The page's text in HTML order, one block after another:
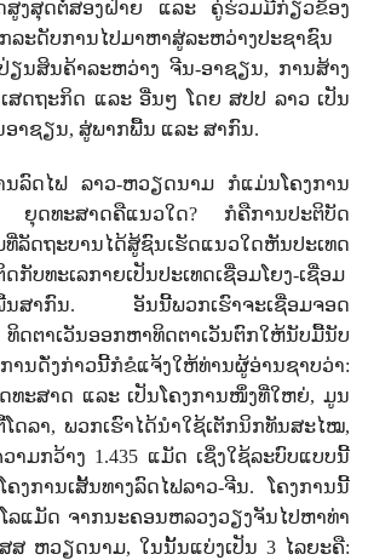
ສູງສຸດຕໍ່ສອງຝ່າຍ ແລະ ຄູ່ຮ່ວມມືກ່ຽວຂ້ອງ
ລະດັບການໄປມາຫາສູ່ລະຫວ່າງປະຊາຊົນ
ຽນສິນຄ້າລະຫວ່າງ ຈີນ-ອາຊຽນ, ການສ້າງ
ສດຖະກິດ ແລະ ອື່ນໆ ໂດຍ ສປປ ລາວ ເປັນ
ອາຊຽນ, ສູ່ພາກພື້ນ ແລະ ສາກົນ.
ນລົດໄຟ ລາວ-ຫວຽດນາມ ກໍແມ່ນໂຄງການ
ຍຸດທະສາດຄືແນວໃດ? ກໍຄືການປະຕິບັດ
ດຖະບານໄດ້ສູ້ຊົນເຮັດແນວໃດຫັນປະເທດ
ກັບທະເລກາຍເປັນປະເທດເຊື່ອມໂຍງ-ເຊື່ອມ
ນສາກົນ. ອັນນີ້ພວກເຮົາຈະເຊື່ອມຈອດ
ທິດຕາເວັນອອກຫາທິດຕາເວັນຕົກໃຫ້ນັບມື້ນັບ
ດັ່ງກ່າວນີ້ກໍຂໍແຈ້ງໃຫ້ທ່ານຜູ້ອ່ານຊາບວ່າ:
ທະສາດ ແລະ ເປັນໂຄງການໜຶ່ງທີ່ໃຫຍ່, ມູນ
ໂດລາ, ພວກເຮົາໄດ້ນໍາໃຊ້ເຕັກນິກທັນສະໄໝ,
າມກວ້າງ 1 .435 ແມັດ ເຊິ່ງໃຊ້ລະບົບແບບນີ້
ຄງການເສັ້ນທາງລົດໄຟລາວ-ຈີນ. ໂຄງການນີ້
ລແມັດ ຈາກນະຄອນຫລວງວຽງຈັນໄປຫາທ່າ
ສສ ຫວຽດນາມ, ໃນນັ້ນແບ່ງເປັນ 3 ໄລຍະຄື: